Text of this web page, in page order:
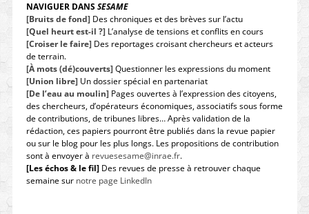
NAVIGUER DANSSESAME
[Bruits de fond]Des chroniques et des brèves sur l’actu
[Quel heurt est-il ?]L’analyse de tensions et conflits en cours
[Croiser le faire]Des reportages croisant chercheurs et acteurs
de terrain.
[À mots (dé)couverts]Questionner les expressions du moment
[Union libre]Un dossier spécial en partenariat
[De l’eau au moulin]Pages ouvertes à l’expression des citoyens,
des chercheurs, d’opérateurs économiques, associatifs sous forme
de contributions, de tribunes libres… Après validation de la
rédaction, ces papiers pourront être publiés dans la revue papier
ou sur le blog pour les plus longs. Les propositions de contribution
sont à envoyer à revuesesame@inrae.fr.
[Les échos & le fil]Des revues de presse à retrouver chaque
semaine sur notre page LinkedIn